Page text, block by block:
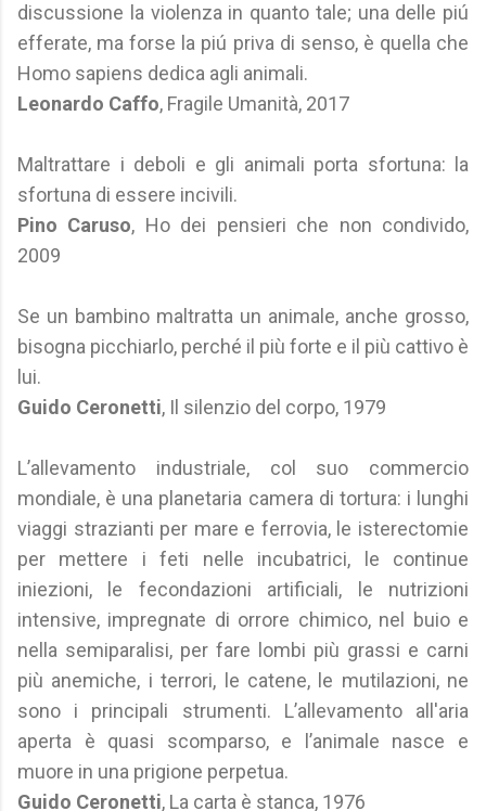
discussione la violenza in quanto tale; una delle piú
efferate, ma forse la piú priva di senso, è quella che
Homo sapiens dedica agli animali.
Leonardo Caffo, Fragile Umanità, 2017
Maltrattare i deboli e gli animali porta sfortuna: la
sfortuna di essere incivili.
Pino Caruso, Ho dei pensieri che non condivido,
2009
Se un bambino maltratta un animale, anche grosso,
bisogna picchiarlo, perché il più forte e il più cattivo è
lui.
Guido Ceronetti, Il silenzio del corpo, 1979
L’allevamento industriale, col suo commercio
mondiale, è una planetaria camera di tortura: i lunghi
viaggi strazianti per mare e ferrovia, le isterectomie
per mettere i feti nelle incubatrici, le continue
iniezioni, le fecondazioni artificiali, le nutrizioni
intensive, impregnate di orrore chimico, nel buio e
nella semiparalisi, per fare lombi più grassi e carni
più anemiche, i terrori, le catene, le mutilazioni, ne
sono i principali strumenti. L’allevamento all'aria
aperta è quasi scomparso, e l’animale nasce e
muore in una prigione perpetua.
Guido Ceronetti, La carta è stanca, 1976